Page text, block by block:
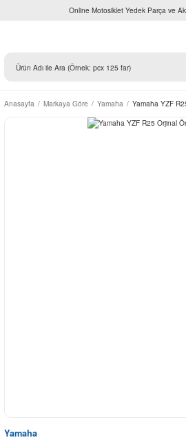
Online Motosiklet Yedek Parça ve
Anasayfa Markaya Göre Yamaha Yamaha YZF
Yamaha